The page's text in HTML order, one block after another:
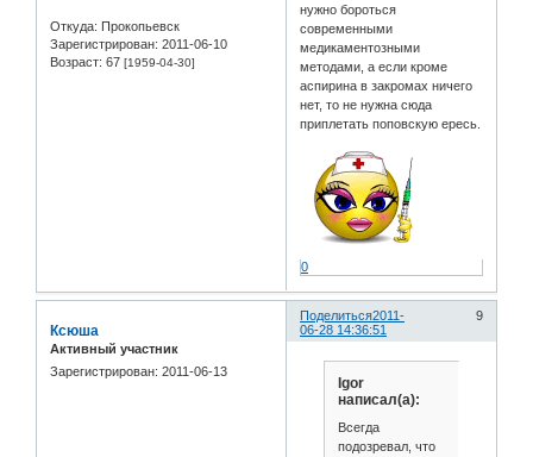
Откуда: Прокопьевск
Зарегистрирован: 2011-06-10
Возраст: 67 [1959-04-30]
нужно бороться
современными
медикаментозными
методами, а если кроме
аспирина в закромах ничего
нет, то не нужна сюда
приплетать поповскую ересь.
0
Поделиться 9
2011-
06-28 14:36:51
Ксюша
Активный участник
Зарегистрирован: 2011-06-13
Igor
написал(а):
Всегда
подозревал, что